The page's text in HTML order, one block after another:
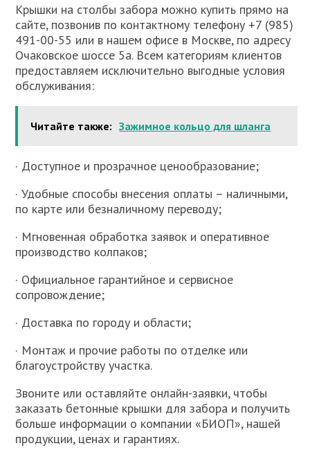
Крышки на столбы забора можно купить прямо на
сайте, позвонив по контактному телефону +7 (985)
491-00-55 или в нашем офисе в Москве, по адресу
Очаковское шоссе 5а. Всем категориям клиентов
предоставляем исключительно выгодные условия
обслуживания:
Читайте также: Зажимное кольцо для шланга
· Доступное и прозрачное ценообразование;
· Удобные способы внесения оплаты – наличными,
по карте или безналичному переводу;
· Мгновенная обработка заявок и оперативное
производство колпаков;
· Официальное гарантийное и сервисное
сопровождение;
· Доставка по городу и области;
· Монтаж и прочие работы по отделке или
благоустройству участка.
Звоните или оставляйте онлайн-заявки, чтобы
заказать бетонные крышки для забора и получить
больше информации о компании «БИОП», нашей
продукции, ценах и гарантиях.